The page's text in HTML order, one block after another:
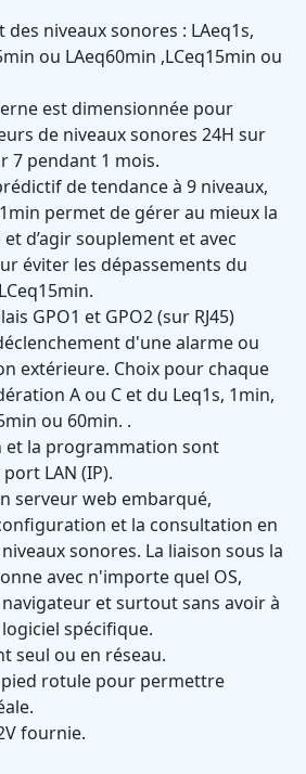
niveaux sonores : LAeq1s,
ou LAeq60min ,LCeq15min ou
est dimensionnée pour
de niveaux sonores 24H sur
7 pendant 1 mois.
de tendance à 9 niveaux,
permet de gérer au mieux la
d’agir souplement et avec
éviter les dépassements du
GPO1 et GPO2 (sur RJ45)
d'une alarme ou
extérieure. Choix pour chaque
A ou C et du Leq1s, 1min,
ou 60min. .
et la programmation sont
LAN (IP).
serveur web embarqué,
et la consultation en
sonores. La liaison sous la
avec n'importe quel OS,
et surtout sans avoir à
spécifique.
seul ou en réseau.
pied rotule pour permettre
fournie.